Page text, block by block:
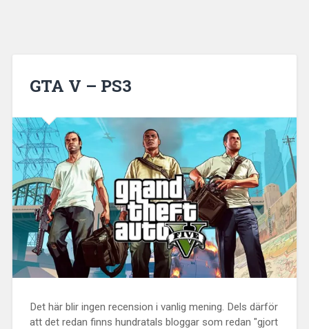
GTA V – PS3
Det här blir ingen recension i vanlig mening. Dels därför
att det redan finns hundratals bloggar som redan "gjort